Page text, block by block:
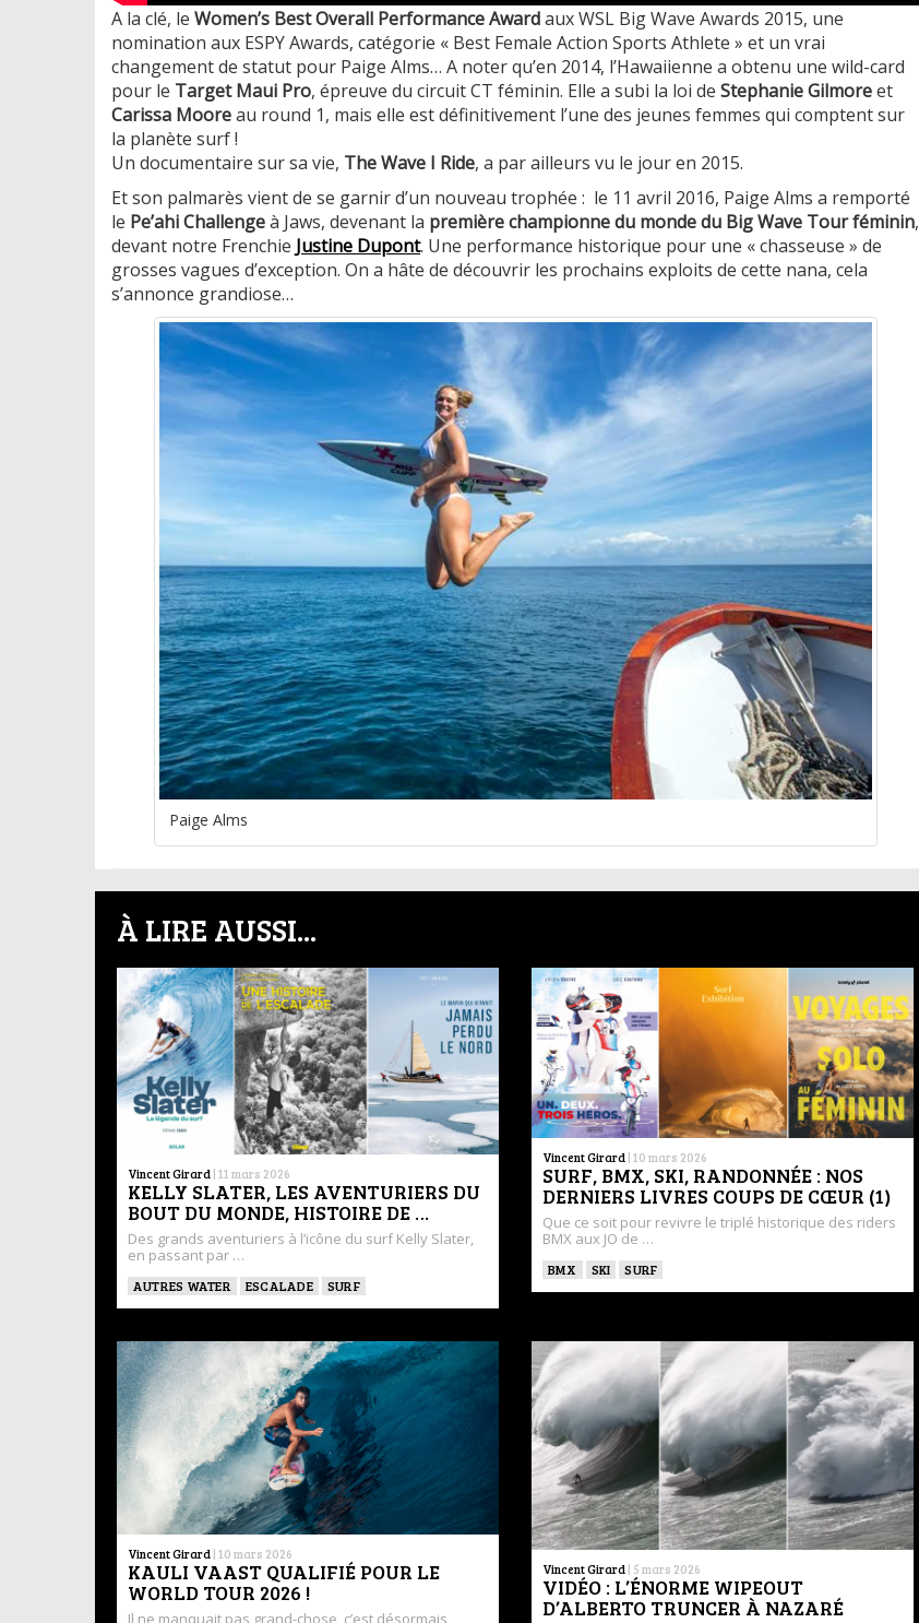
A la clé, le Women’s Best Overall Performance Awardaux WSL Big Wave Awards 2015, une
nomination aux ESPY Awards, catégorie « Best Female Action Sports Athlete » et un vrai
changement de statut pour Paige Alms… A noter qu’en 2014, l’Hawaiienne a obtenu une wild-card
pour le Target Maui Pro, épreuve du circuit CT féminin. Elle a subi la loi de Stephanie Gilmoreet
Carissa Mooreau round 1, mais elle est définitivement l’une des jeunes femmes qui comptent sur
la planète surf !
Un documentaire sur sa vie, The Wave I Ride, a par ailleurs vu le jour en 2015.
Et son palmarès vient de se garnir d’un nouveau trophée : le 11 avril 2016, Paige Alms a remporté
le Pe’ahi Challengeà Jaws, devenant la première championne du monde du Big Wave Tour féminin,
devant notre Frenchie Justine Dupont. Une performance historique pour une « chasseuse » de
grosses vagues d’exception. On a hâte de découvrir les prochains exploits de cette nana, cela
s’annonce grandiose…
Paige Alms
À LIRE AUSSI...
Vincent Girard | 11 mars 2026
KELLY SLATER, LES AVENTURIERS DU
BOUT DU MONDE, HISTOIRE DE …
Des grands aventuriers à l’icône du surf Kelly Slater,
en passant par …
AUTRES WATER ESCALADE SURF
Vincent Girard | 10 mars 2026
SURF, BMX, SKI, RANDONNÉE : NOS
DERNIERS LIVRES COUPS DE CŒUR (1)
Que ce soit pour revivre le triplé historique des riders
BMX aux JO de …
BMX SKI SURF
Vincent Girard | 10 mars 2026
KAULI VAAST QUALIFIÉ POUR LE
WORLD TOUR 2026 !
Il ne manquait pas grand-chose, c’est désormais
Vincent Girard | 5 mars 2026
VIDÉO : L’ÉNORME WIPEOUT
D’ALBERTO TRUNCER À NAZARÉ